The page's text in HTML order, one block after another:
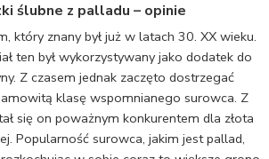
ślubne z palladu – opinie
który znany był już w latach 30. XX wieku.
ten był wykorzystywany jako dodatek do
Z czasem jednak zaczęto dostrzegać
klasę wspomnianego surowca. Z
się on poważnym konkurentem dla złota
Popularność surowca, jakim jest pallad,